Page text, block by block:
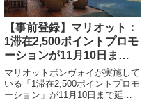
【事前登録】マリオット：
1滞在2,500ポイントプロモ
ーションが11月10日まで
延長
マリオットボンヴォイが実施して
いる「1滞在2,500ポイントプロモ
ーション」が11月10日まで延長